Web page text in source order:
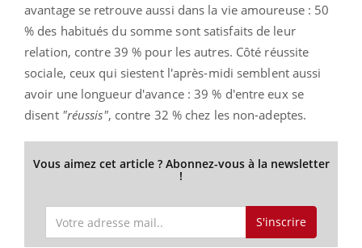
avantage se retrouve aussi dans la vie amoureuse : 50
% des habitués du somme sont satisfaits de leur
relation, contre 39 % pour les autres. Côté réussite
sociale, ceux qui siestent l'après-midi semblent aussi
avoir une longueur d'avance : 39 % d'entre eux se
disent "réussis", contre 32 % chez les non-adeptes.
Vous aimez cet article ? Abonnez-vous à la newsletter
!
S'inscrire